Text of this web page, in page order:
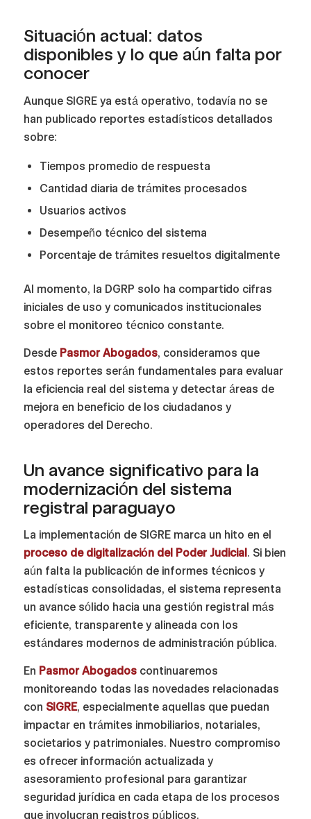
Situación actual: datos
disponibles y lo que aún falta por
conocer
Aunque SIGRE ya está operativo, todavía no se
han publicado reportes estadísticos detallados
sobre:
Tiempos promedio de respuesta
Cantidad diaria de trámites procesados
Usuarios activos
Desempeño técnico del sistema
Porcentaje de trámites resueltos digitalmente
Al momento, la DGRP solo ha compartido cifras
iniciales de uso y comunicados institucionales
sobre el monitoreo técnico constante.
Desde Pasmor Abogados, consideramos que
estos reportes serán fundamentales para evaluar
la eficiencia real del sistema y detectar áreas de
mejora en beneficio de los ciudadanos y
operadores del Derecho.
Un avance significativo para la
modernización del sistema
registral paraguayo
La implementación de SIGRE marca un hito en el
proceso de digitalización del Poder Judicial . Si bien
aún falta la publicación de informes técnicos y
estadísticas consolidadas, el sistema representa
un avance sólido hacia una gestión registral más
eficiente, transparente y alineada con los
estándares modernos de administración pública.
En Pasmor Abogadoscontinuaremos
monitoreando todas las novedades relacionadas
con SIGRE, especialmente aquellas que puedan
impactar en trámites inmobiliarios, notariales,
societarios y patrimoniales. Nuestro compromiso
es ofrecer información actualizada y
asesoramiento profesional para garantizar
seguridad jurídica en cada etapa de los procesos
que involucran registros públicos.